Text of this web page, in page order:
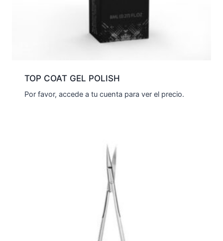
TOP COAT GEL POLISH
Por favor, accede a tu cuenta para ver el precio.